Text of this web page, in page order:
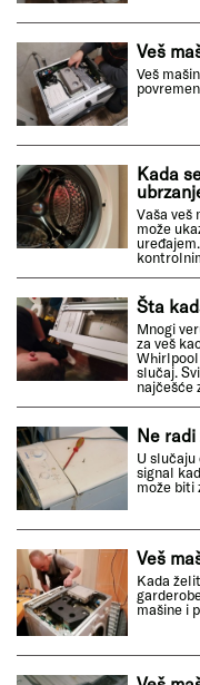
Veš
Veš
Kada
Vaša veš
može
Šta
Mnogi
za veš
slučaj.
najčešće
Ne radi
U slučaju
signal
može biti
Veš
Kada
mašine i